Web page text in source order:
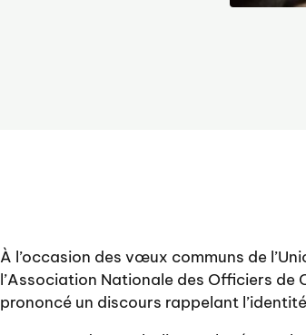
À l’occasion des vœux communs de
l’Association Nationale des Officiers de
prononcé un discours rappelant